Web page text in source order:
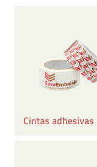
Cintas adhesivas